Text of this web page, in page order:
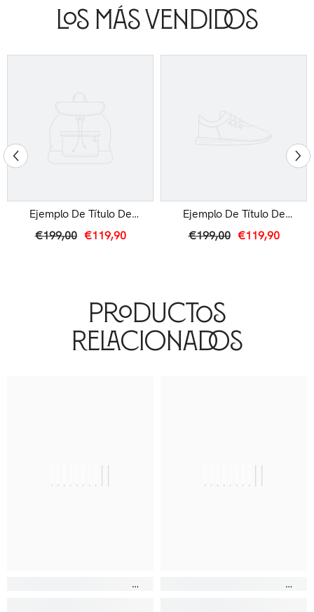
Los Más Vendidos
Ejemplo De Título De
Producto
€199,00 €119,90
Ejemplo De Título De
Producto
€199,00 €119,90
Productos
Relacionados
|||||||||| ||||||||||